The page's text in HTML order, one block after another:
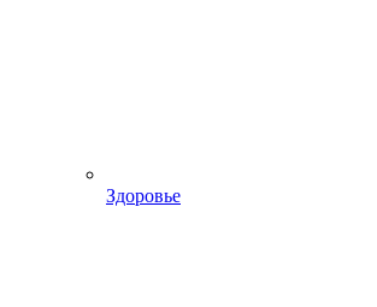
Здоровье